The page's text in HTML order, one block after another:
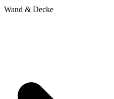
Wand & Decke